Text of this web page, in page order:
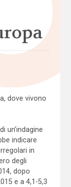
dove vivono
un’indagine
indicare
in
degli
dopo
e a 4,1-5,3